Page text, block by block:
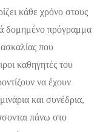
κάθε χρόνο στους
δομημένο πρόγραμμα
που
καθηγητές του
να έχουν
και συνέδρια,
πάνω στο